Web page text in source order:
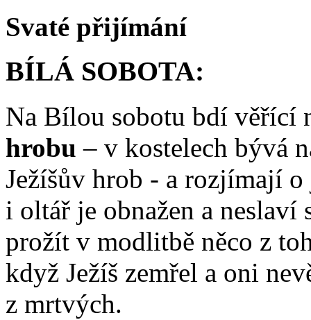
Svaté přijímání
BÍLÁ SOBOTA:
Na Bílou sobotu bdí věřící
hrobu – v kostelech bývá
Ježíšův hrob - a rozjímají
i oltář je obnažen a neslaví
prožít v modlitbě něco z
když Ježíš zemřel a oni
z mrtvých.